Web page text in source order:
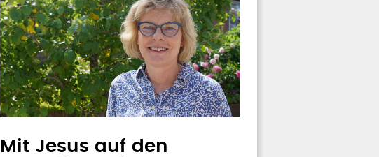
Mit Jesus auf den